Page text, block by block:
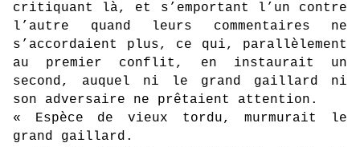
critiquant là, et s’emportant l’un contre
l’autre quand leurs commentaires ne
s’accordaient plus, ce qui, parallèlement
au premier conflit, en instaurait un
second, auquel ni le grand gaillard ni
son adversaire ne prêtaient attention.
« Espèce de vieux tordu, murmurait le
grand gaillard.